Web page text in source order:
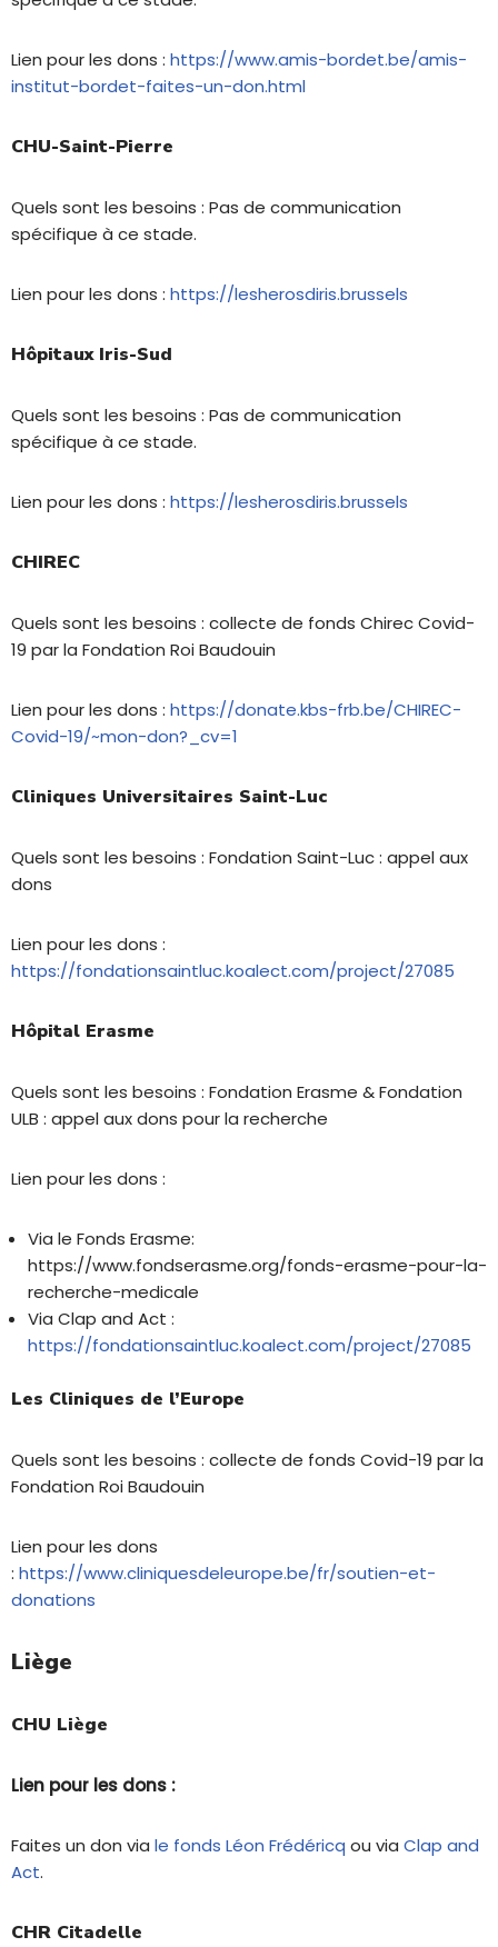
Lien pour les dons : https://www.amis-bordet.be/amis-
institut-bordet-faites-un-don.html
CHU-Saint-Pierre
Quels sont les besoins : Pas de communication
spécifique à ce stade.
Lien pour les dons : https://lesherosdiris.brussels
Hôpitaux Iris-Sud
Quels sont les besoins : Pas de communication
spécifique à ce stade.
Lien pour les dons : https://lesherosdiris.brussels
CHIREC
Quels sont les besoins : collecte de fonds Chirec Covid-
19 par la Fondation Roi Baudouin
Lien pour les dons : https://donate.kbs-frb.be/CHIREC-
Covid-19/~mon-don?_cv=1
Cliniques Universitaires Saint-Luc
Quels sont les besoins : Fondation Saint-Luc : appel aux
dons
Lien pour les dons :
https://fondationsaintluc.koalect.com/project/27085
Hôpital Erasme
Quels sont les besoins : Fondation Erasme & Fondation
ULB : appel aux dons pour la recherche
Lien pour les dons :
Via le Fonds Erasme:
https://www.fondserasme.org/fonds-erasme-pour-la-
recherche-medicale
Via Clap and Act :
https://fondationsaintluc.koalect.com/project/27085
Les Cliniques de l’Europe
Quels sont les besoins : collecte de fonds Covid-19 par la
Fondation Roi Baudouin
Lien pour les dons
: https://www.cliniquesdeleurope.be/fr/soutien-et-
donations
Liège
CHU Liège
Lien pour les dons :
Faites un don via le fonds Léon Frédéricq ou via Clap and
Act.
CHR Citadelle